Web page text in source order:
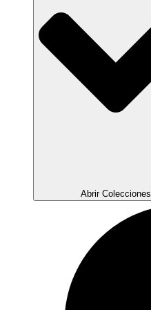
Abrir Colecciones